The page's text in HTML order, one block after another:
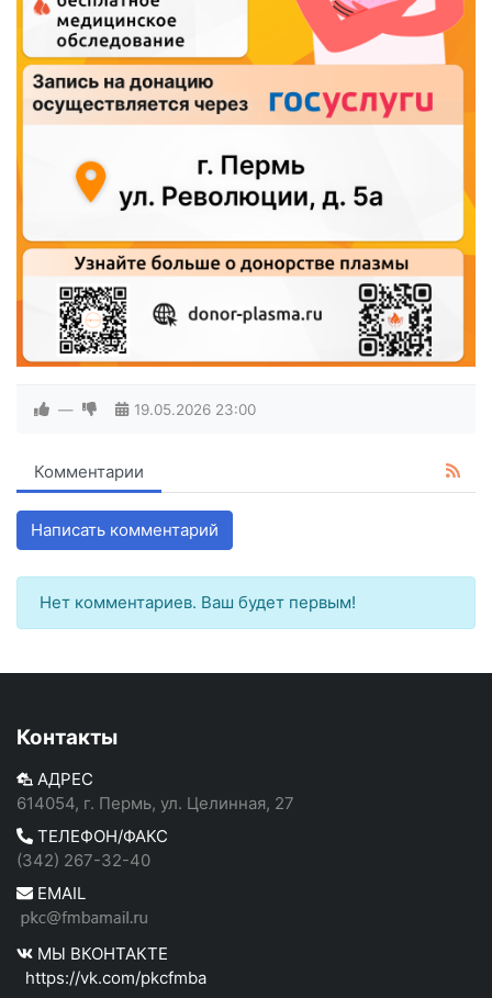
— 19.05.2026 23:00
Комментарии
Написать комментарий
Нет комментариев. Ваш будет первым!
Контакты
АДРЕС
614054, г. Пермь, ул. Целинная, 27
ТЕЛЕФОН/ФАКС
(342) 267-32-40
EMAIL
МЫ ВКОНТАКТЕ
https://vk.com/pkcfmba